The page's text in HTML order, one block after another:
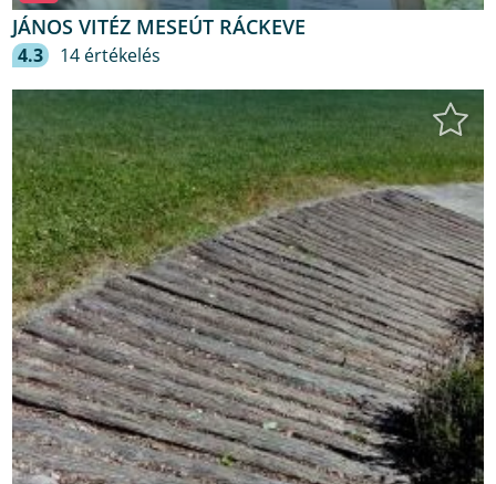
JÁNOS VITÉZ MESEÚT RÁCKEVE
4.3 14 értékelés